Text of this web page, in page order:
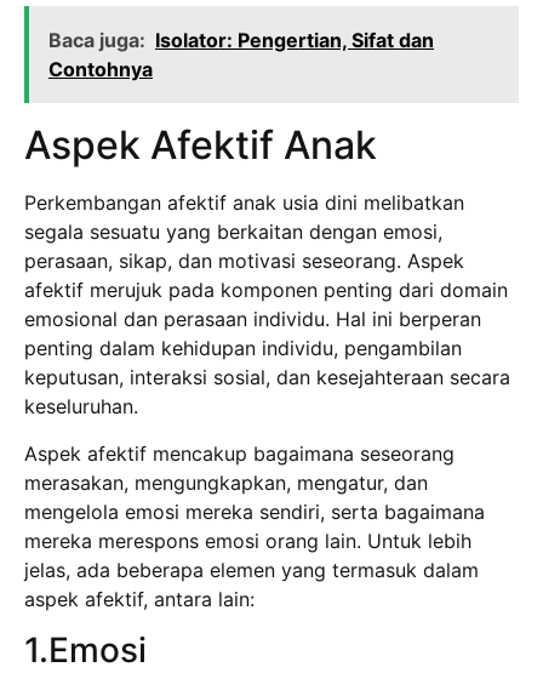
Baca juga: Isolator: Pengertian, Sifat dan
Contohnya
Aspek Afektif Anak
Perkembangan afektif anak usia dini melibatkan
segala sesuatu yang berkaitan dengan emosi,
perasaan, sikap, dan motivasi seseorang. Aspek
afektif merujuk pada komponen penting dari domain
emosional dan perasaan individu. Hal ini berperan
penting dalam kehidupan individu, pengambilan
keputusan, interaksi sosial, dan kesejahteraan secara
keseluruhan.
Aspek afektif mencakup bagaimana seseorang
merasakan, mengungkapkan, mengatur, dan
mengelola emosi mereka sendiri, serta bagaimana
mereka merespons emosi orang lain. Untuk lebih
jelas, ada beberapa elemen yang termasuk dalam
aspek afektif, antara lain:
1.Emosi